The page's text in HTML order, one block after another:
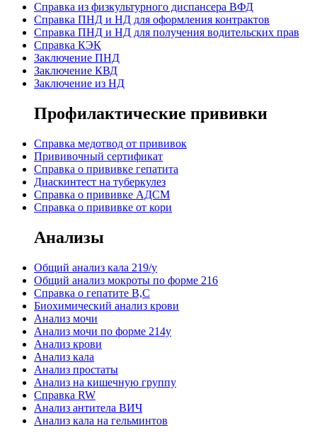
Cправка из физкультурного диспансера ВФД
Cправка ПНД и НД для оформления контрактов
Справка ПНД и НД для получения водительских прав
Справка КЭК
Заключение ПНД
Заключение КВД
Заключение из НД
Профилактические прививки
Справка медотвод от прививок
Прививочный сертификат
Cправка о прививке гепатита
Диаскинтест на туберкулез
Справка о прививке АДСМ
Справка о прививке от кори
Анализы
Общий анализ кала 219/у
Общий анализ мокроты по форме 216
Справка о гепатите B,C
Биохимический анализ крови
Анализ мочи
Анализ мочи по форме 214у
Анализ крови
Анализ кала
Анализ простаты
Анализ на кишечную группу
Справка RW
Анализ антитела ВИЧ
Анализ кала на гельминтов